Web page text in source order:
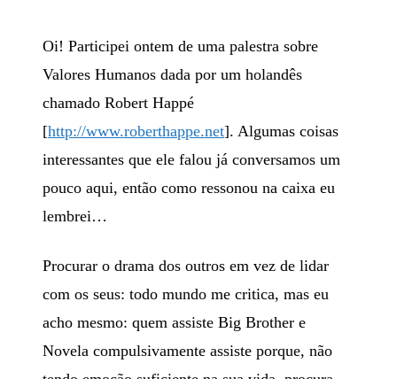
Oi! Participei ontem de uma palestra sobre
Valores Humanos dada por um holandês
chamado Robert Happé
[http://www.roberthappe.net]. Algumas coisas
interessantes que ele falou já conversamos um
pouco aqui, então como ressonou na caixa eu
lembrei…
Procurar o drama dos outros em vez de lidar
com os seus: todo mundo me critica, mas eu
acho mesmo: quem assiste Big Brother e
Novela compulsivamente assiste porque, não